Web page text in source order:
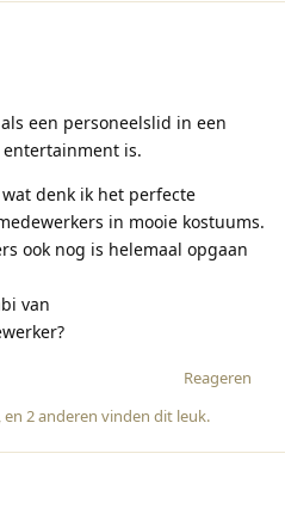
een personeelslid in een
is.
denk ik het perfecte
in mooie kostuums.
ook nog is helemaal opgaan
van
Reageren
, en 2anderen vinden dit leuk.